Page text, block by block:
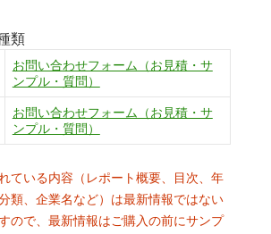
類
お問い合わせフォーム（お見積・サ
ンプル・質問）
お問い合わせフォーム（お見積・サ
ンプル・質問）
ている内容（レポート概要、目次、年
類、企業名など）は最新情報ではない
ので、最新情報はご購入の前にサンプ